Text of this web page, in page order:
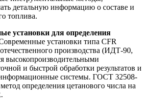
детальную информацию о составе и
топлива.
установки для определения
установки типа CFR
производства (ИДТ-90,
высокопроизводительными
и быстрой обработки результатов и
системы. ГОСТ 32508-
определения цетанового числа на